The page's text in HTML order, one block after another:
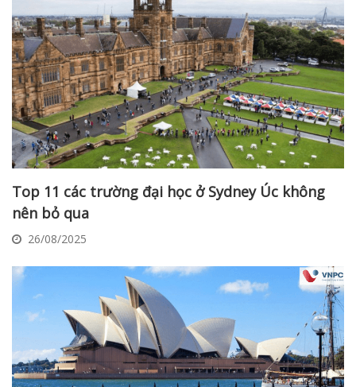
Top 11 các trường đại học ở Sydney Úc không
nên bỏ qua
26/08/2025